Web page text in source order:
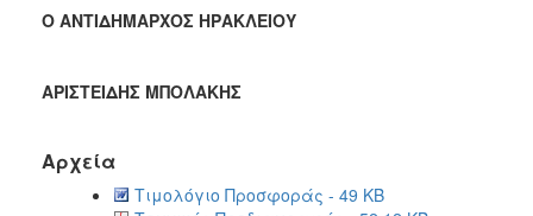
Ο ΑΝΤΙΔΗΜΑΡΧΟΣ ΗΡΑΚΛΕΙΟΥ
AΡΙΣΤΕΙΔΗΣ ΜΠΟΛΑΚΗΣ
Αρχεία
Τιμολόγιο Προσφοράς - 49 KB